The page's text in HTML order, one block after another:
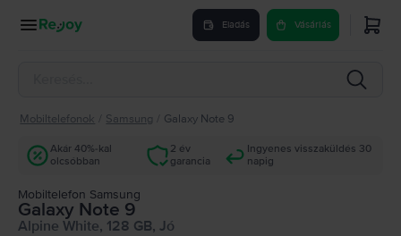
Eladás Vásárlás
Mobiltelefonok Samsung Galaxy Note 9
Akár 40%-kal
olcsóbban
2 év
garancia
Ingyenes visszaküldés 30
napig
Mobiltelefon Samsung
Galaxy Note 9
Alpine White, 128 GB, Jó